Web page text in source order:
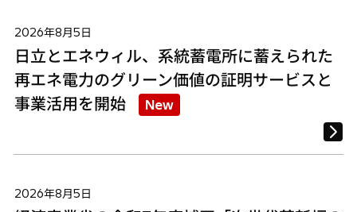
2026年8月5日
日立とエネウィル、系統蓄電所に蓄えられた
再エネ電力のグリーン価値の証明サービスと
事業活用を開始
New
2026年8月5日